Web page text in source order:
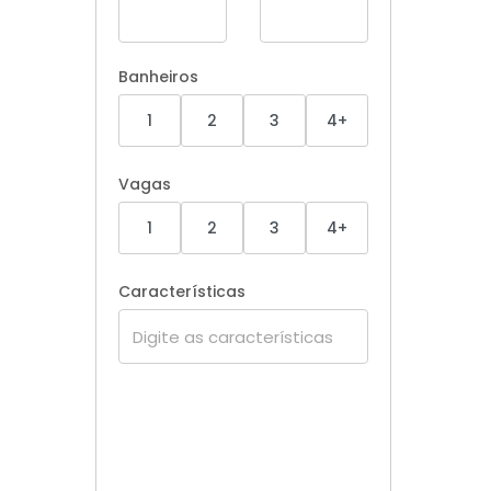
Banheiros
1
2 3 4+
Vagas
1
2 3 4+
Características